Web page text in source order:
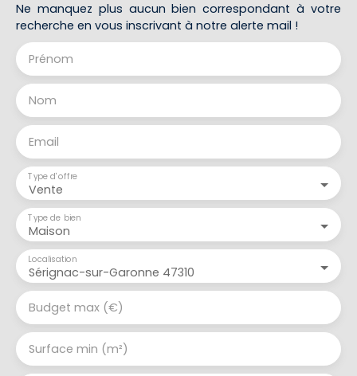
Ne manquez plus aucun bien correspondant à votre
recherche en vous inscrivant à notre alerte mail !
Prénom
Nom
Email
Vente
Type d'offre
Maison
Type de bien
Sérignac-sur-Garonne 47310
Localisation
Budget max (€)
Surface min (m²)